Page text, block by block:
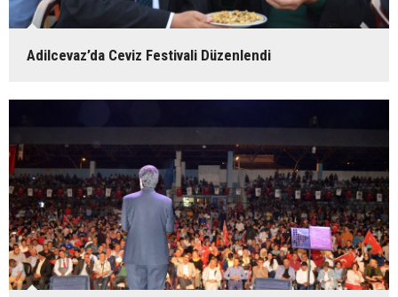
Adilcevaz’da Ceviz Festivali Düzenlendi